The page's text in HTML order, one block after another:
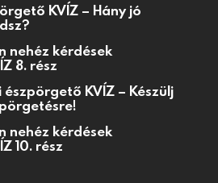
KVÍZ – Hány jó
nehéz kérdések
8. rész
észpörgető KVÍZ – Készülj
nehéz kérdések
10. rész